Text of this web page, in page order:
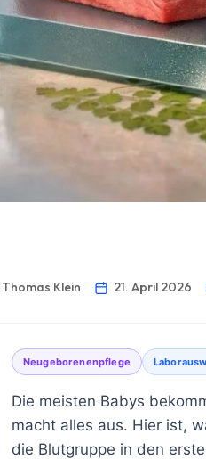
Klein 21. April 2026
Neugeborenenpflege
Die meisten Babys
macht alles aus. Hier ist,
die Blutgruppe in den